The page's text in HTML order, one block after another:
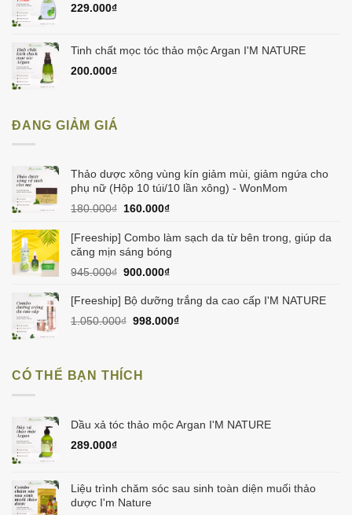
229.000₫
Tinh chất mọc tóc thảo mộc Argan I'M NATURE
200.000₫
ĐANG GIẢM GIÁ
Thảo dược xông vùng kín giảm mùi, giảm ngứa cho
phụ nữ (Hộp 10 túi/10 lần xông) - WonMom
180.000₫ Giá
là:
180.000₫.
160.000₫Giá
tại
là:
[Freeship] Combo làm sạch da từ bên trong, giúp da
căng mịn sáng bóng
945.000₫ Giá
là:
945.000₫.
900.000₫Giá
tại
là:
900.000₫.
[Freeship] Bộ dưỡng trắng da cao cấp I'M NATURE
1.050.000₫ Giá
998.000₫Giá
CÓ THỂ BẠN THÍCH
Dầu xả tóc thảo mộc Argan I'M NATURE
289.000₫
Liệu trình chăm sóc sau sinh toàn diện muối thảo
dược I'm Nature